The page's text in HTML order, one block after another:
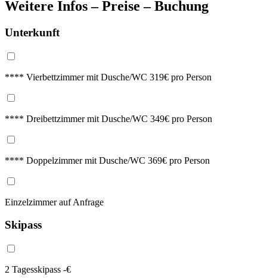
Weitere Infos – Preise – Buchung
Unterkunft
**** Vierbettzimmer mit Dusche/WC 319€ pro Person
**** Dreibettzimmer mit Dusche/WC 349€ pro Person
**** Doppelzimmer mit Dusche/WC 369€ pro Person
Einzelzimmer auf Anfrage
Skipass
2 Tagesskipass -€